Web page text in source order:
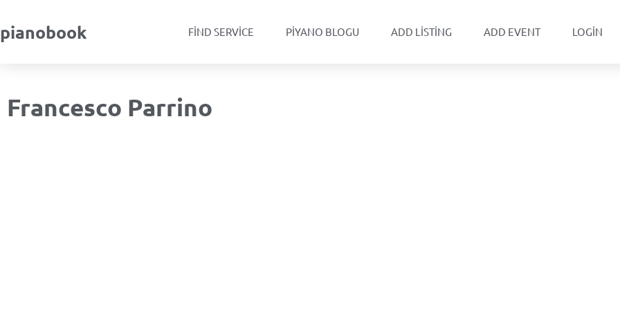
pianobook FIND SERVICE PIYANO BLOGU ADD LISTING ADD EVENT LOGIN
Francesco Parrino